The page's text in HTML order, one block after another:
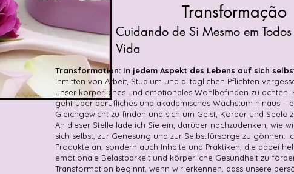
Transformação
Cuidando de Si Mesmo em
Vida
Transformation: In jedem Aspekt des Lebens auf sich
Inmitten von Arbeit, Studium und alltäglichen Pflichten
unser körperliches und emotionales Wohlbefinden zu achten.
geht über berufliches und akademisches Wachstum hinaus –
Gleichgewicht zu finden und sich um Geist, Körper und Seele
An dieser Stelle lade ich Sie ein, darüber nachzudenken, wie
sich selbst, zur Genesung und zur Selbstfürsorge zu gönnen.
Produkte an, sondern auch Inhalte und Praktiken, die dabei
emotionale Belastbarkeit und körperliche Gesundheit zu
Transformation beginnt, wenn wir erkennen, dass unsere